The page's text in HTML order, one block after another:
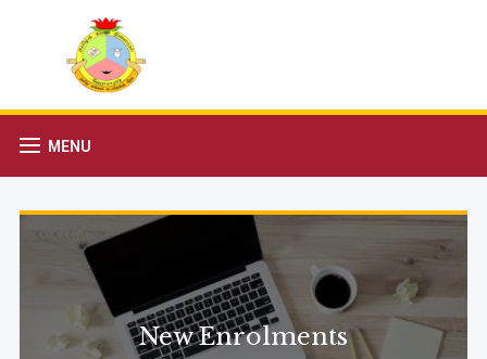
MENU
New Enrolments